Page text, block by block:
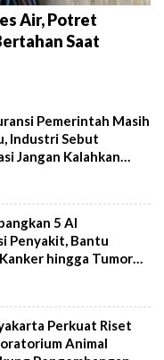
Air, Potret
Saat
Pemerintah Masih
Industri Sebut
Jangan Kalahkan
5 AI
Penyakit, Bantu
hingga Tumor
Perkuat Riset
Animal